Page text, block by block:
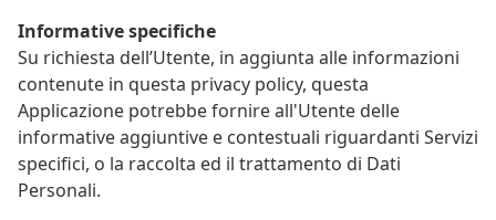
Informative specifiche
Su richiesta dell’Utente, in aggiunta alle informazioni
contenute in questa privacy policy, questa
Applicazione potrebbe fornire all'Utente delle
informative aggiuntive e contestuali riguardanti Servizi
specifici, o la raccolta ed il trattamento di Dati
Personali.